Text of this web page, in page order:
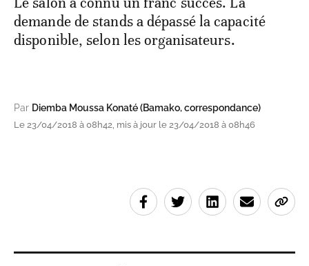
demande de stands a dépassé la capacité
disponible, selon les organisateurs.
Par Diemba Moussa Konaté (Bamako, correspondance)
Le 23/04/2018 à 08h42, mis à jour le 23/04/2018 à 08h46